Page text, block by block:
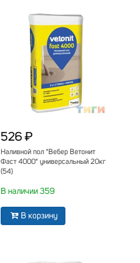
526 ₽
Наливной пол "Вебер Ветонит
Фаст 4000" универсальный 20кг
(54)
В наличии 359
В корзину